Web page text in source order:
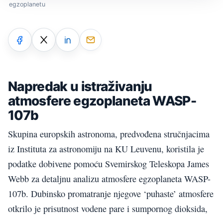
egzoplanetu
Napredak u istraživanju
atmosfere egzoplaneta WASP-
107b
Skupina europskih astronoma, predvođena stručnjacima
iz Instituta za astronomiju na KU Leuvenu, koristila je
podatke dobivene pomoću Svemirskog Teleskopa James
Webb za detaljnu analizu atmosfere egzoplaneta WASP-
107b. Dubinsko promatranje njegove ‘puhaste’ atmosfere
otkrilo je prisutnost vodene pare i sumpornog dioksida,